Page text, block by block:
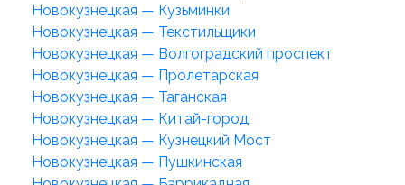
Новокузнецкая — Кузьминки
Новокузнецкая — Текстильщики
Новокузнецкая — Волгоградский проспект
Новокузнецкая — Пролетарская
Новокузнецкая — Таганская
Новокузнецкая — Китай-город
Новокузнецкая — Кузнецкий Мост
Новокузнецкая — Пушкинская